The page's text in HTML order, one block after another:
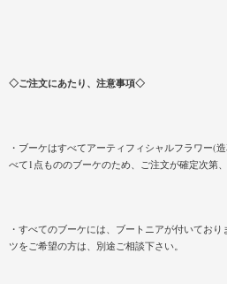
◇ご注文にあたり、注意事項◇
・ブーケはすべてアーティフィシャルフラワー(
べて1点もののブーケのため、ご注文が確定次第
・すべてのブーケには、ブートニアが付いてお
ツをご希望の方は、別途ご相談下さい。